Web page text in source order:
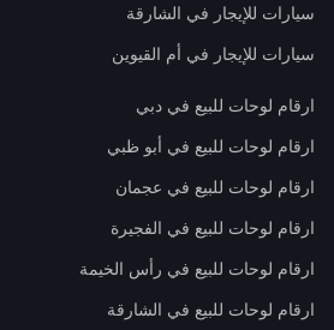
سيارات للإيجار في الشارقة
سيارات للإيجار في أم القيوين
ارقام لوحات للبيع في دبي
ارقام لوحات للبيع في أبو ظبي
ارقام لوحات للبيع في عجمان
ارقام لوحات للبيع في الفجيرة
ارقام لوحات للبيع في رأس الخيمة
ارقام لوحات للبيع في الشارقة